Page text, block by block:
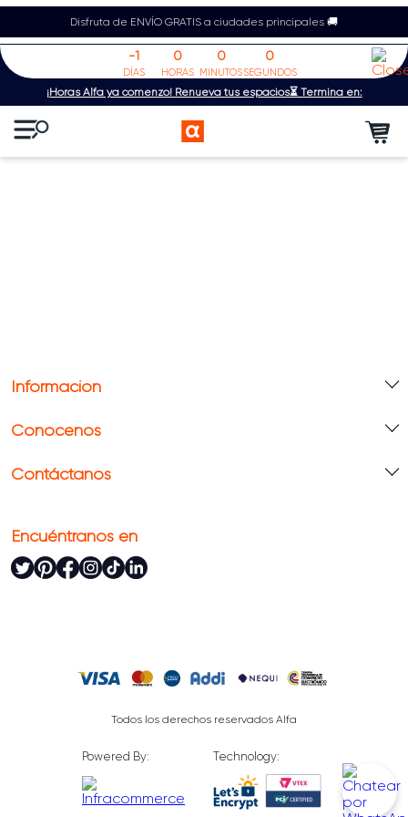
Disfruta de ENVÍO GRATIS a ciudades principales 🚚
¡Horas Alfa ya comenzó! Renueva tus espacios⏳ Termina en:
-1
DÍAS
0
HORAS
0
MINUTOS
0
SEGUNDOS
Información
Conócenos
Contáctanos
Encuéntranos en
Todos los derechos reservados Alfa
Powered By: Technology: